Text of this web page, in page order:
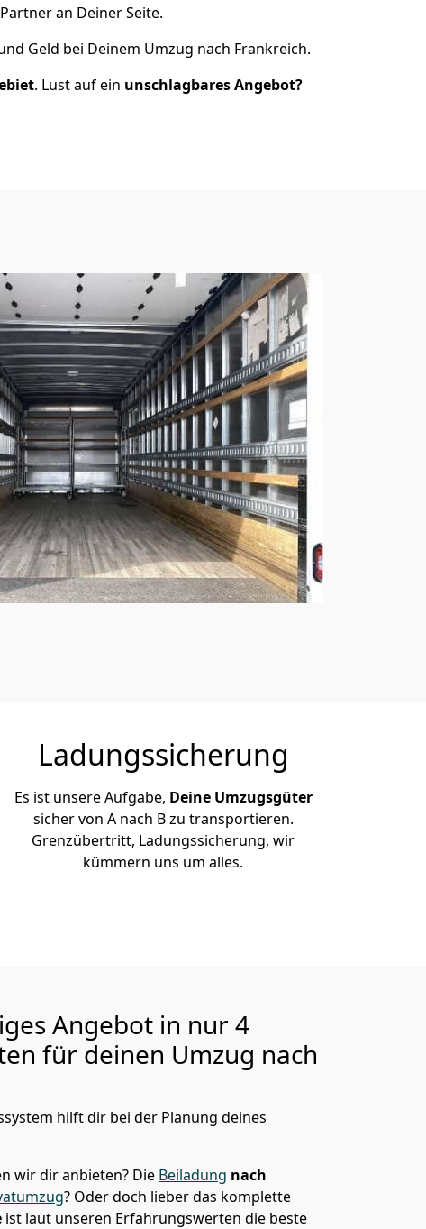
an Deiner Seite.
Geld bei Deinem Umzug nach Frankreich.
. Lust auf ein unschlagbares Angebot?
Ladungssicherung
Es ist unsere Aufgabe, Deine Umzugsgüter
sicher von A nach B zu transportieren.
Grenzübertritt, Ladungssicherung, wir
kümmern uns um alles.
Angebot in nur 4
für deinen Umzug nach
hilft dir bei der Planung deines
wir dir anbieten? Die Beiladung nach
? Oder doch lieber das komplette
ist laut unseren Erfahrungswerten die beste